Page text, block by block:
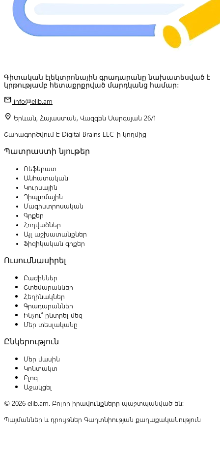
Գիտական էլեկտրոնային գրադարանը նախատեսված է
կրթությամբ հետաքրքրված մարդկանց համար:
mail info@elib.am
location_on Երևան, Հայաստան, Վազգեն Սարգսյան 26/1
Շահագործվում է Digital Brains LLC-ի կողմից
Պատրաստի նյութեր
Ռեֆերատ
Անհատական
Կուրսային
Դիպլոմային
Մագիստրոսական
Գրքեր
Հոդվածներ
Այլ աշխատանքներ
Ֆիզիկական գրքեր
Ուսումնասիրել
Բաժիններ
Շտեմարաններ
Հեղինակներ
Գրադարաններ
Ինչու՞ ընտրել մեզ
Մեր տեսլականը
Ընկերություն
Մեր մասին
Կոնտակտ
Բլոգ
Աջակցել
© 2026 elib.am. Բոլոր իրավունքները պաշտպանված են:
Պայմաններ և դրույթներ Գաղտնիության քաղաքականություն